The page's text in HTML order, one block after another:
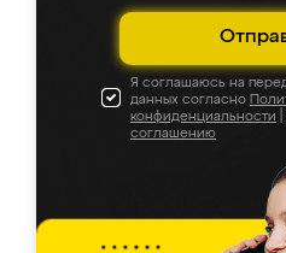
Я соглашаюсь на
данных согласно
конфиденциальности
соглашению